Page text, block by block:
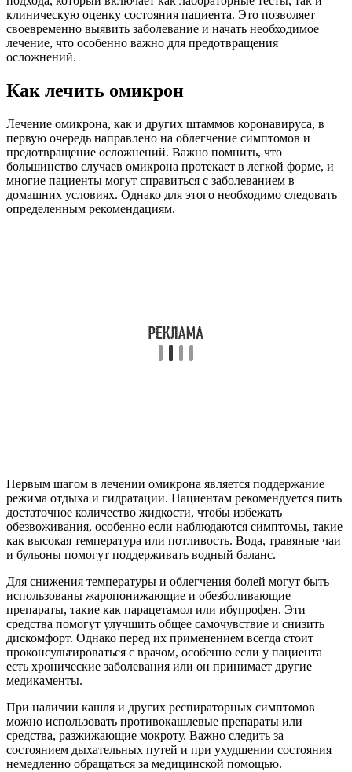
клиническую оценку состояния пациента. Это позволяет
своевременно выявить заболевание и начать необходимое
лечение, что особенно важно для предотвращения
осложнений.
Как лечить омикрон
Лечение омикрона, как и других штаммов коронавируса, в
первую очередь направлено на облегчение симптомов и
предотвращение осложнений. Важно помнить, что
большинство случаев омикрона протекает в легкой форме, и
многие пациенты могут справиться с заболеванием в
домашних условиях. Однако для этого необходимо следовать
определенным рекомендациям.
Первым шагом в лечении омикрона является поддержание
режима отдыха и гидратации. Пациентам рекомендуется пить
достаточное количество жидкости, чтобы избежать
обезвоживания, особенно если наблюдаются симптомы, такие
как высокая температура или потливость. Вода, травяные чаи
и бульоны помогут поддерживать водный баланс.
Для снижения температуры и облегчения болей могут быть
использованы жаропонижающие и обезболивающие
препараты, такие как парацетамол или ибупрофен. Эти
средства помогут улучшить общее самочувствие и снизить
дискомфорт. Однако перед их применением всегда стоит
проконсультироваться с врачом, особенно если у пациента
есть хронические заболевания или он принимает другие
медикаменты.
При наличии кашля и других респираторных симптомов
можно использовать противокашлевые препараты или
средства, разжижающие мокроту. Важно следить за
состоянием дыхательных путей и при ухудшении состояния
немедленно обращаться за медицинской помощью.